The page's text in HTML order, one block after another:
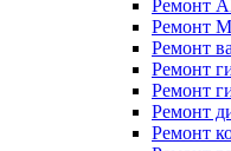
Ремонт
Ремонт
Ремонт
Ремонт
Ремонт
Ремонт
Ремонт